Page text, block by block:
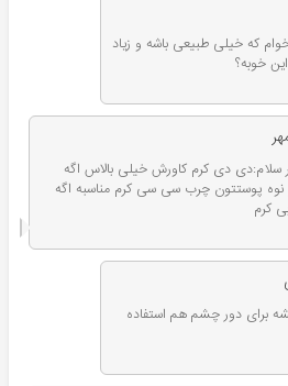
که خیلی‌ طبیعی باشه و زیاد
خوبه؟
دی کرم کاورش خیلی بالاس اگه
پوستتون چرب سی سی کرم مناسبه اگه
کرم
برای دور چشم هم استفاده